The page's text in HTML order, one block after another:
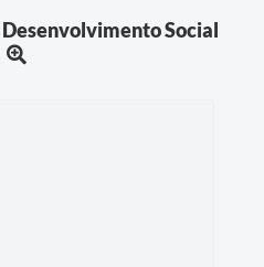
Desenvolvimento Social